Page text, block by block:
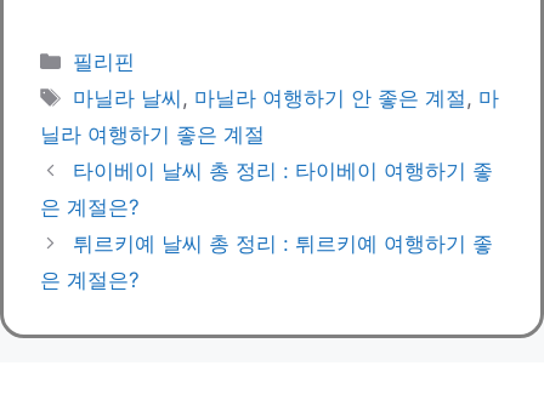
카
테
리
필리핀
태
그
마닐라 날씨 , 마닐라 여행하기 안 좋은 계절 , 마
닐라 여행하기 좋은 계절
타이베이 날씨 총 정리 : 타이베이 여행하기 좋
은 계절은?
튀르키예 날씨 총 정리 : 튀르키예 여행하기 좋
은 계절은?